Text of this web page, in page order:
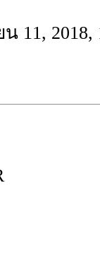
11, 2018,